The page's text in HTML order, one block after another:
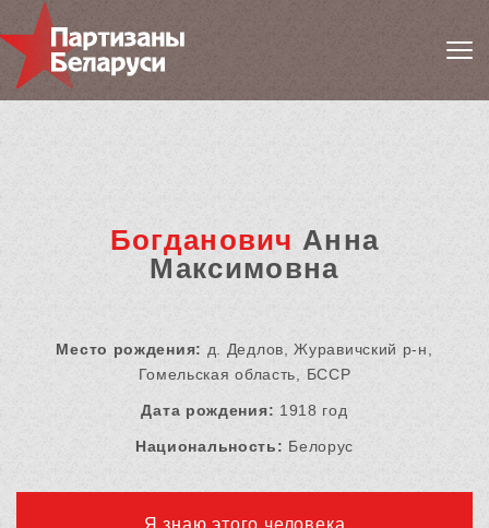
Богданович Анна
Максимовна
Место рождения: д. Дедлов, Журавичский р-н,
Гомельская область, БССР
Дата рождения: 1918 год
Национальность: Белорус
Я знаю этого человека